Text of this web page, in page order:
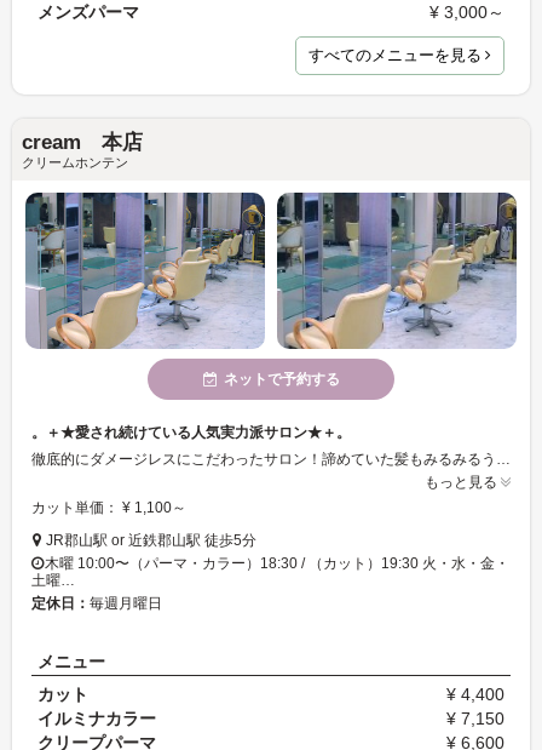
メンズパーマ
¥ 3,000～
すべてのメニューを見る
cream 本店
クリームホンテン
ネットで予約する
。＋★愛され続けている人気実力派サロン★＋。
徹底的にダメージレスにこだわったサロン！諦めていた髪もみるみるうちにキレイに！JR郡山駅or近鉄郡山駅から徒歩5分とそのままショッピングなども楽しめちゃう♪21時まで営業してるのもGood！1人1人に合わせたヘアデザイン、メニュー等を提案させて頂いてます。ヘアでのお悩みがありましたら是非一度ご相談下さい♪
もっと見る
カット単価： ¥ 1,100～
JR郡山駅 or 近鉄郡山駅 徒歩5分
木曜 10:00〜（パーマ・カラー）18:30 / （カット）19:30 火・水・金・
土曜…
定休日： 毎週月曜日
メニュー
カット
¥ 4,400
イルミナカラー
¥ 7,150
クリープパーマ
¥ 6,600